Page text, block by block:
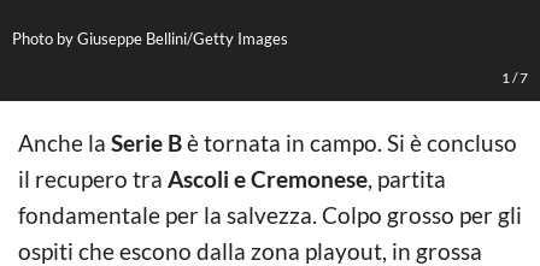
Photo by Giuseppe Bellini/Getty Images
1 /7
Anche la Serie Bè tornata in campo. Si è concluso
il recupero tra Ascoli e Cremonese, partita
fondamentale per la salvezza. Colpo grosso per gli
ospiti che escono dalla zona playout, in grossa